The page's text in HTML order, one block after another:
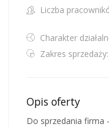
Liczba
Charakter
Zakres sprzedaży:
Opis oferty
Do sprzedania firma